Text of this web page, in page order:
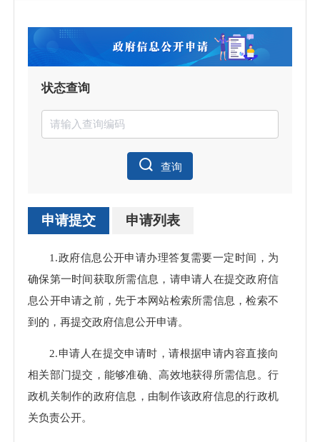
状态查询
查询
申请提交 申请列表
1.政府信息公开申请办理答复需要一定时间，为
确保第一时间获取所需信息，请申请人在提交政府信
息公开申请之前，先于本网站检索所需信息，检索不
到的，再提交政府信息公开申请。
2.申请人在提交申请时，请根据申请内容直接向
相关部门提交，能够准确、高效地获得所需信息。行
政机关制作的政府信息，由制作该政府信息的行政机
关负责公开。